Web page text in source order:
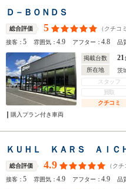
Ｄ－ＢＯＮＤＳ
総合評価 5 （クチコ
接客：5 雰囲気：4.9 アフター：4.8 品
掲載台数 21
所在地
茨
スタッフ
買取
クチコミ
購入プラン付き車両
ＫＵＨＬ ＫＡＲＳ ＡＩＣＨ
総合評価 4.9 （ク
接客：5 雰囲気：4.9 アフター：4.9 品